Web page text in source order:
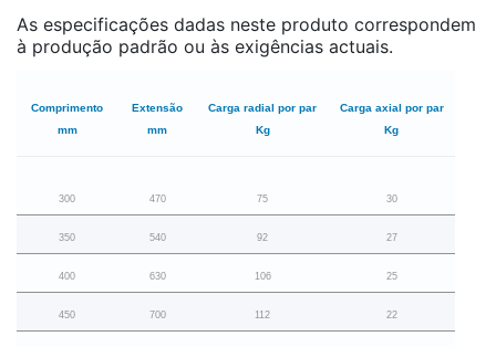
As especificações dadas neste produto correspondem
à produção padrão ou às exigências actuais.
Comprimento
mm
Extensão
mm
Carga radial por par
Kg
Carga axial por par
Kg
300 470 75 30
350 540 92 27
400 630 106 25
450 700 112 22